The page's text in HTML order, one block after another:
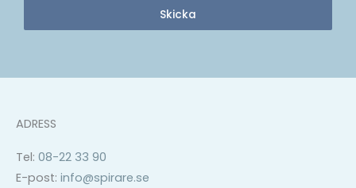
Skicka
ADRESS
Tel: 08-22 33 90
E-post: info@spirare.se